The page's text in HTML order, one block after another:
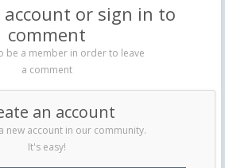
account or sign in to
comment
be a member in order to leave
a comment
an account
new account in our community.
It's easy!